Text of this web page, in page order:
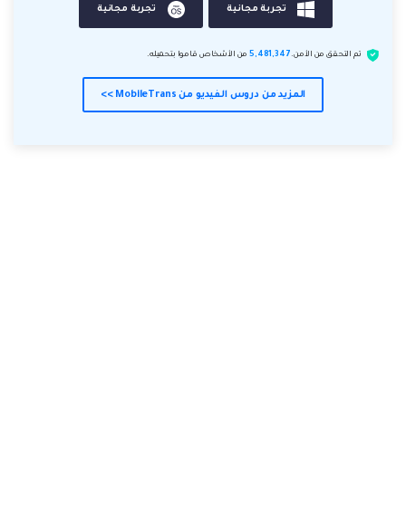
تجربة مجانية تجربة مجانية
تم التحقق من الأمن.5,481,347 من الأشخاص قاموا بتحميله.
المزيد من دروس الفيديو من MobileTrans >>